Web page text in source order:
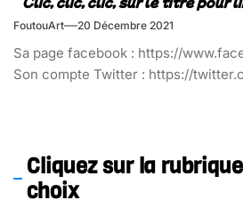
FoutouArt 20 Décembre 2021
Sa page facebook : https://
Son compte Twitter : https://
Cliquez sur la
choix